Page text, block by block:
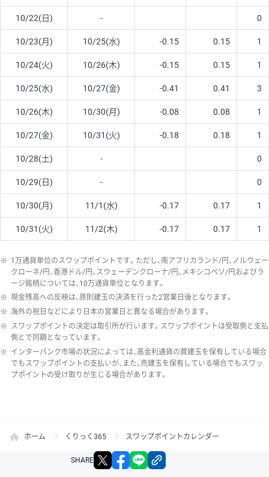
10/22(日) - 0
10/23(月) 10/25(水) -0.15 0.15 1
10/24(火) 10/26(木) -0.15 0.15 1
10/25(水) 10/27(金) -0.41 0.41 3
10/26(木) 10/30(月) -0.08 0.08 1
10/27(金) 10/31(火) -0.18 0.18 1
10/28(土) - 0
10/29(日) - 0
10/30(月) 11/1(水) -0.17 0.17 1
10/31(火) 11/2(木) -0.17 0.17 1
※ 1万通貨単位のスワップポイントです。ただし、南アフリカランド/円、ノルウェー
クローネ/円、香港ドル/円、スウェーデンクローナ/円、メキシコペソ/円およびラ
ージ銘柄については、10万通貨単位となります。
※ 現金残高への反映は、原則建玉の決済を行った2営業日後となります。
※ 海外の祝日などにより日本の営業日と異なる場合があります。
※ スワップポイントの決定は取引所が行います。スワップポイントは受取側と支払
側とで同額となっています。
※ インターバンク市場の状況によっては、高金利通貨の買建玉を保有している場合
でもスワップポイントの支払いが、また、売建玉を保有している場合でもスワッ
プポイントの受け取りが生じる場合があります。
ホーム くりっく365 スワップポイントカレンダー
SHARE X facebook